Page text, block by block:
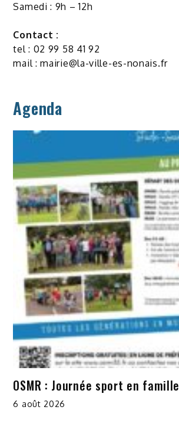
Samedi : 9h – 12h
Contact :
tel : 02 99 58 41 92
mail :mairie@la-ville-es-nonais.fr
Agenda
OSMR : Journée sport en famille
6 août 2026